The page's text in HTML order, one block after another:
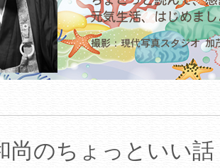
尚のちょっといい